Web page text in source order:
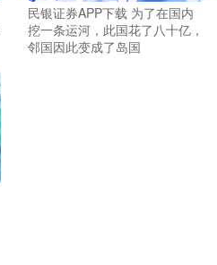
民银证券APP下载 为了在国内
挖一条运河，此国花了八十亿，
邻国因此变成了岛国